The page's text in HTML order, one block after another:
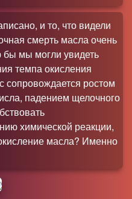
и то, что видели
смерть масла очень
бы мы могли увидеть
темпа окисления
сопровождается ростом
падением щелочного
химической реакции,
масла? Именно